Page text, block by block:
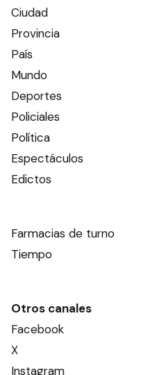
Ciudad
Provincia
País
Mundo
Deportes
Policiales
Política
Espectáculos
Edictos
Farmacias de turno
Tiempo
Otros canales
Facebook
X
Instagram